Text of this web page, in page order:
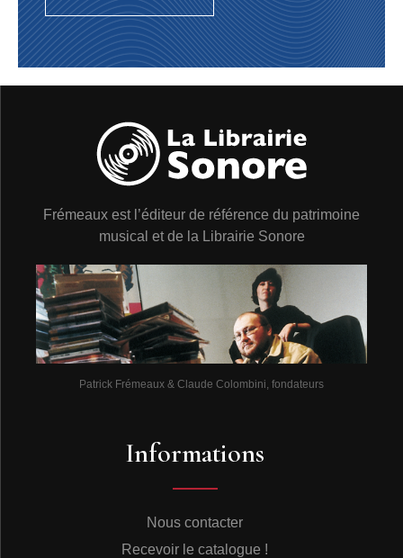
Frémeaux est l’éditeur de référence du patrimoine
musical et de la Librairie Sonore
Patrick Frémeaux & Claude Colombini, fondateurs
Informations
Nous contacter
Recevoir le catalogue !